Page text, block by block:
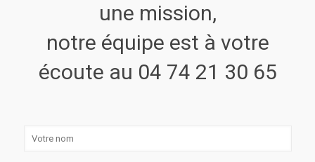
une mission,
notre équipe est à votre
écoute au 04 74 21 30 65